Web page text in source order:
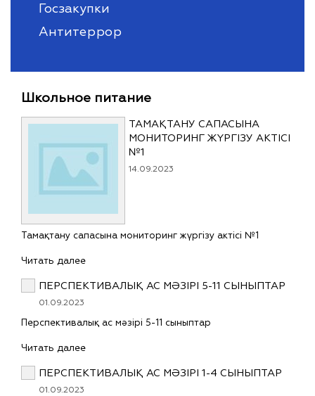
Госзакупки
Антитеррор
Школьное питание
ТАМАҚТАНУ САПАСЫНА
МОНИТОРИНГ ЖҮРГІЗУ АКТІСІ
№1
14.09.2023
Тамақтану сапасына мониторинг жүргізу актісі №1
Читать далее
ПЕРСПЕКТИВАЛЫҚ АС МӘЗІРІ 5-11 СЫНЫПТАР
01.09.2023
Перспективалық ас мәзірі 5-11 сыныптар
Читать далее
ПЕРСПЕКТИВАЛЫҚ АС МӘЗІРІ 1-4 СЫНЫПТАР
01.09.2023